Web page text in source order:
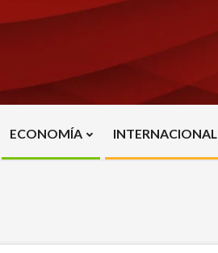
Primary
Navigation
ECONOMÍA INTERNACIONAL